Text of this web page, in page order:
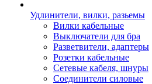
Удлинители, вилки, разьемы
Вилки кабельные
Выключатели для бра
Разветвители, адаптеры
Розетки кабельные
Сетевые кабеля, шнуры
Соединители силовые